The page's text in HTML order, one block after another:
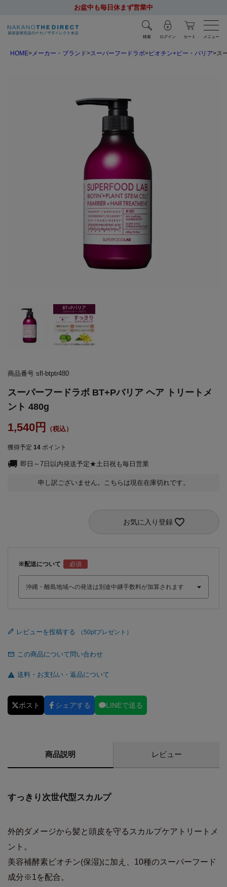
お盆中も毎日休まず営業中
検索 ログイン カート メニュー
HOME メーカー・ブランド スーパーフードラボ ビオチン+ピー・バリア ス
商品番号 sfl-btptr480
スーパーフードラボ BT+Pバリア ヘア トリートメ
ント 480g
1,540
獲得予定 14 ポイント
即日～7日以内発送予定★土日祝も毎日営業
申し訳ございません。こちらは現在在庫切れです。
お気に入り登録
※配送について
レビューを投稿する
この商品について問い合わせ
送料・お支払い・返品について
ポスト シェアする LINEで送る
商品説明 レビュー
すっきり次世代型スカルプ
外的ダメージから髪と頭皮を守るスカルプケアトリートメ
ント。
美容補酵素ビオチン(保湿)に加え、10種のスーパーフード
成分※1を配合。